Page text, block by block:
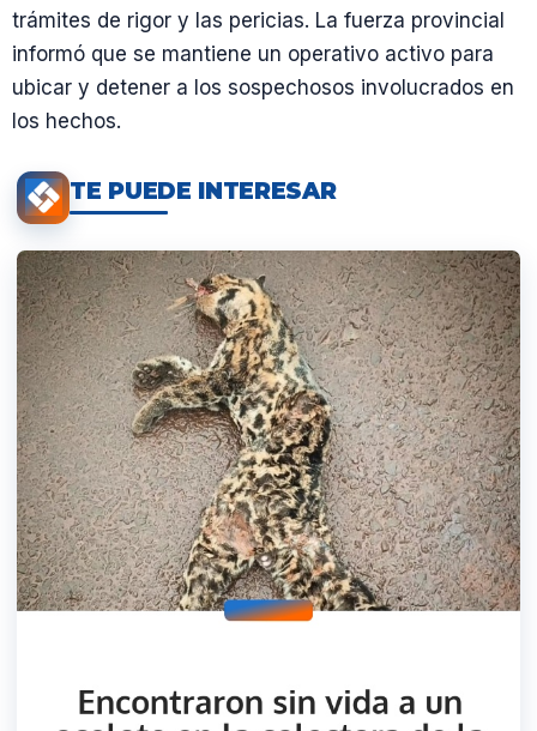
trámites de rigor y las pericias. La fuerza provincial
informó que se mantiene un operativo activo para
ubicar y detener a los sospechosos involucrados en
los hechos.
TE PUEDE INTERESAR